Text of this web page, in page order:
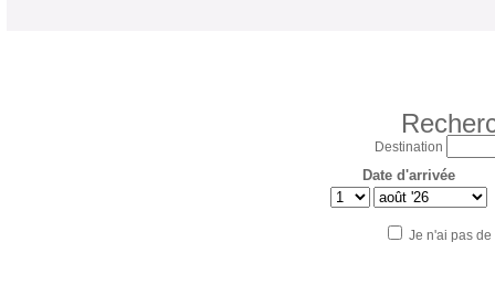
Destination
Date d'arrivée
Je n'ai pas